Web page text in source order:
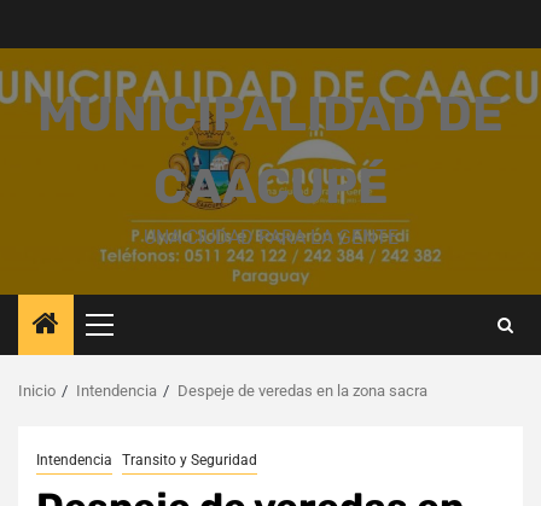
contenido
MUNICIPALIDAD DE
CAACUPÉ
UNA CIUDAD PARA LA GENTE
Menú
principal
Inicio Intendencia Despeje de veredas en la zona sacra
Intendencia Transito y Seguridad